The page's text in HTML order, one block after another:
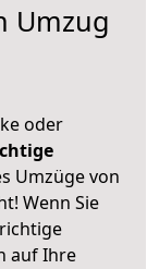
Umzug
oder
Umzüge von
Wenn Sie
auf Ihre